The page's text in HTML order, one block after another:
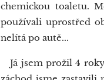
chemickou toaletu.
používali uprostřed
nelítá po autě...
Já jsem prožil 4